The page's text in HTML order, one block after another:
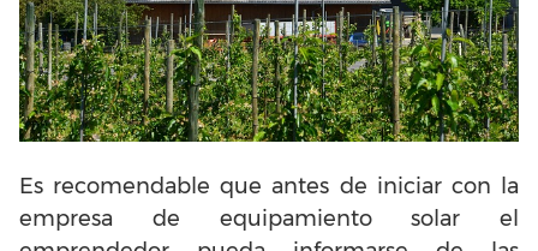
Es recomendable que antes de iniciar con la
empresa de equipamiento solar el